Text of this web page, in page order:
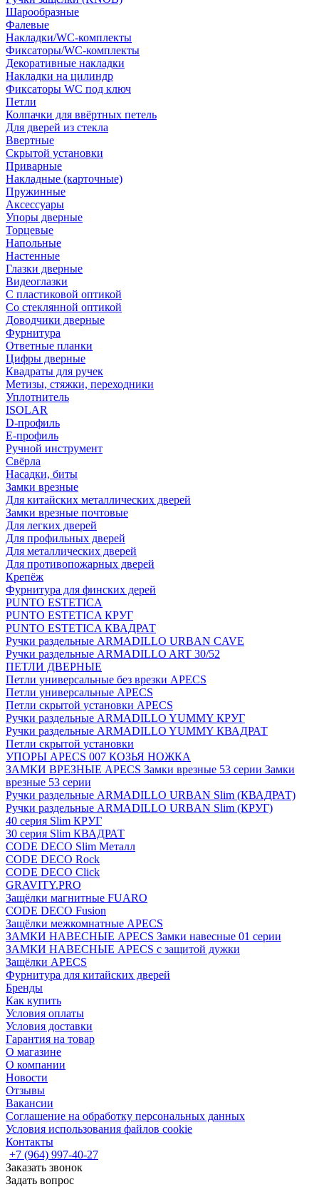
Шарообразные
Фалевые
Накладки/WC-комплекты
Фиксаторы/WC-комплекты
Декоративные накладки
Накладки на цилиндр
Фиксаторы WC под ключ
Петли
Колпачки для ввёртных петель
Для дверей из стекла
Ввертные
Скрытой установки
Приварные
Накладные (карточные)
Пружинные
Аксессуары
Упоры дверные
Торцевые
Напольные
Настенные
Глазки дверные
Видеоглазки
С пластиковой оптикой
Со стеклянной оптикой
Доводчики дверные
Фурнитура
Ответные планки
Цифры дверные
Квадраты для ручек
Метизы, стяжки, переходники
Уплотнитель
ISOLAR
D-профиль
Е-профиль
Ручной инструмент
Свёрла
Насадки, биты
Замки врезные
Для китайских металлических дверей
Замки врезные почтовые
Для легких дверей
Для профильных дверей
Для металлических дверей
Для противопожарных дверей
Крепёж
Фурнитура для финских дерей
PUNTO ESTETICA
PUNTO ESTETICA КРУГ
PUNTO ESTETICA КВАДРАТ
Ручки раздельные ARMADILLO URBAN CAVE
Ручки раздельные ARMADILLO ART 30/52
ПЕТЛИ ДВЕРНЫЕ
Петли универсальные без врезки APECS
Петли универсальные APECS
Петли скрытой установки APECS
Ручки раздельные ARMADILLO YUMMY КРУГ
Ручки раздельные ARMADILLO YUMMY КВАДРАТ
Петли скрытой установки
УПОРЫ APECS 007 КОЗЬЯ НОЖКА
ЗАМКИ ВРЕЗНЫЕ APECS Замки врезные 53 серии Замки
врезные 53 серии
Ручки раздельные ARMADILLO URBAN Slim (КВАДРАТ)
Ручки раздельные ARMADILLO URBAN Slim (КРУГ)
40 серия Slim КРУГ
30 серия Slim КВАДРАТ
CODE DECO Slim Металл
CODE DECO Rock
CODE DECO Click
GRAVITY.PRO
Защёлки магнитные FUARO
CODE DECO Fusion
Защёлки межкомнатные APECS
ЗАМКИ НАВЕСНЫЕ APECS Замки навесные 01 серии
ЗАМКИ НАВЕСНЫЕ APECS с защитой дужки
Защёлки APECS
Фурнитура для китайских дверей
Бренды
Как купить
Условия оплаты
Условия доставки
Гарантия на товар
О магазине
О компании
Новости
Отзывы
Вакансии
Соглашение на обработку персональных данных
Условия использования файлов cookie
Контакты
+7 (964) 997-40-27
Заказать звонок
Задать вопрос